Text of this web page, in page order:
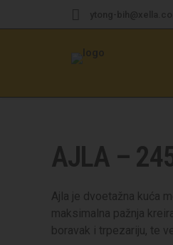
AJLA –
Ajla je dvoetažna kuća
maksimalna pažnja
boravak i trpezariju, te